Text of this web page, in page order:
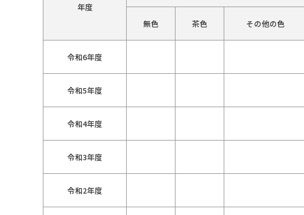
年度
無色
茶色 その他の色
令和6年度
令和5年度
令和4年度
令和3年度
令和2年度